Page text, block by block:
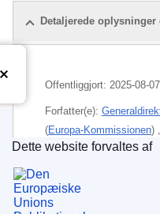
Detaljerede
Offentliggjort: 2025-08-07
Forfatter(e):
(Europa-Kommissionen)
IMMC :
Den Europæiske
Dette website forvaltes af